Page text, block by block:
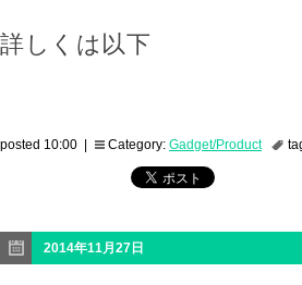
詳しくは以下
posted 10:00 | Category: Gadget/Product
2014年11月27日